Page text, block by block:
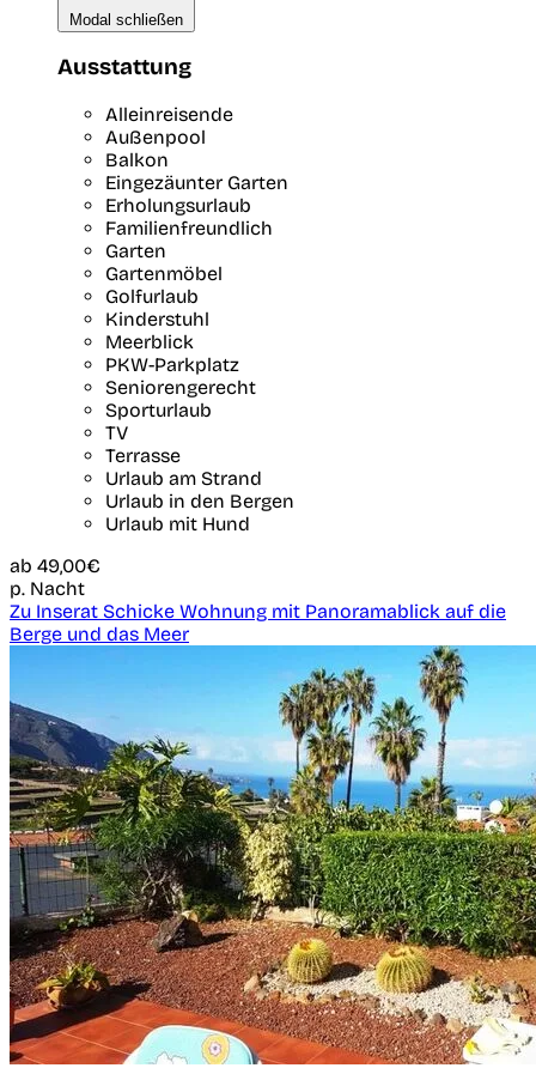
Modal schließen
Ausstattung
Alleinreisende
Außenpool
Balkon
Eingezäunter Garten
Erholungsurlaub
Familienfreundlich
Garten
Gartenmöbel
Golfurlaub
Kinderstuhl
Meerblick
PKW-Parkplatz
Seniorengerecht
Sporturlaub
TV
Terrasse
Urlaub am Strand
Urlaub in den Bergen
Urlaub mit Hund
ab 49,00€
p. Nacht
Zu Inserat Schicke Wohnung mit Panoramablick auf die
Berge und das Meer